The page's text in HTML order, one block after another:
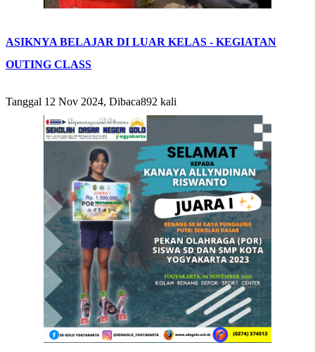
ASIKNYA BELAJAR DI LUAR KELAS - KEGIATAN
OUTING CLASS
Tanggal 12 Nov 2024, Dibaca892 kali